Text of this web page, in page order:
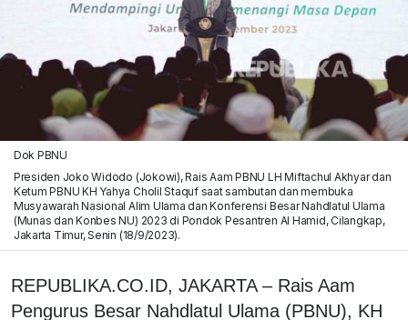
Dok PBNU
Presiden Joko Widodo (Jokowi), Rais Aam PBNU LH Miftachul Akhyar dan
Ketum PBNU KH Yahya Cholil Staquf saat sambutan dan membuka
Musyawarah Nasional Alim Ulama dan Konferensi Besar Nahdlatul Ulama
(Munas dan Konbes NU) 2023 di Pondok Pesantren Al Hamid, Cilangkap,
Jakarta Timur, Senin (18/9/2023).
REPUBLIKA.CO.ID, JAKARTA – Rais Aam
Pengurus Besar Nahdlatul Ulama (PBNU), KH